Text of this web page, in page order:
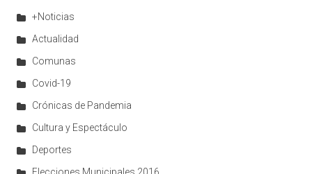
+Noticias
Actualidad
Comunas
Covid-19
Crónicas de Pandemia
Cultura y Espectáculo
Deportes
Elecciones Municipales 2016